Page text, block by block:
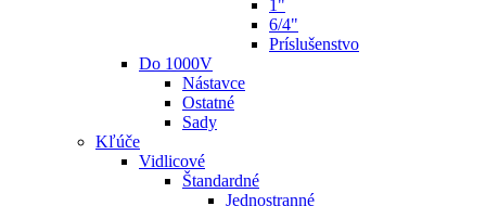
1"
6/4"
Príslušenstvo
Do 1000V
Nástavce
Ostatné
Sady
Kľúče
Vidlicové
Štandardné
Jednostranné